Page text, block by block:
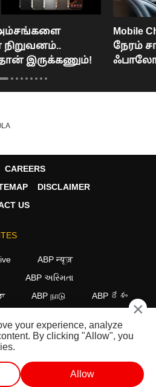
: அம்சங்களை
இருக்கணும்!
Mobile
நேரம்
CAREERS
DISCLAIMER
US
ABP न्यूज़
ABP અસ્મિતા
ABP நாடு ABP దేశం
Code of Ethics.
Copyright@2026.
×
your experience, analyze
By clicking "Allow", you
Allow